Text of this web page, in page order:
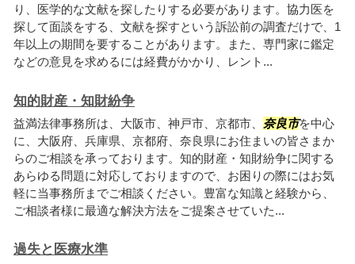
り、医学的な文献を探したりする必要があります。協力医を
探して面談をする、文献を探すという訴訟前の調査だけで、1
年以上の期間を要することがあります。また、専門家に鑑定
などの意見を求めるには経費がかかり、レント...
知的財産・知財紛争
益満法律事務所は、大阪市、神戸市、京都市、 奈良市を中心
に、大阪府、兵庫県、京都府、奈良県にお住まいの皆さまか
らのご相談を承っております。知的財産・知財紛争に関する
あらゆる問題に対応しておりますので、お困りの際にはお気
軽に当事務所までご相談ください。豊富な知識と経験から、
ご相談者様に最適な解決方法をご提案させていた...
過失と医療水準